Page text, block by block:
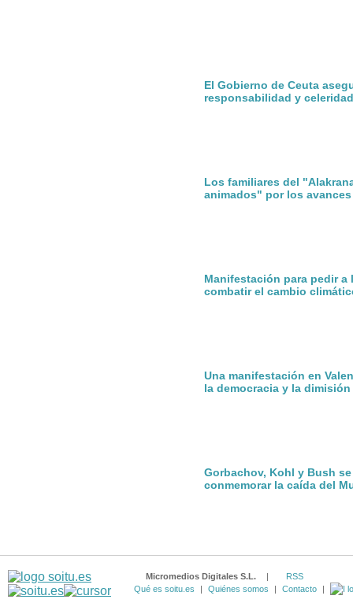
El Gobierno de Ceuta
responsabilidad y celeridad
Los familiares del
animados" por los
Manifestación para pedir
combatir el cambio
Una manifestación en
la democracia y la dimisión
Gorbachov, Kohl y Bush
conmemorar la caída del
Micromedios Digitales S.L. |
RSS
Qué es soitu.es
| Quiénes somos | Contacto |